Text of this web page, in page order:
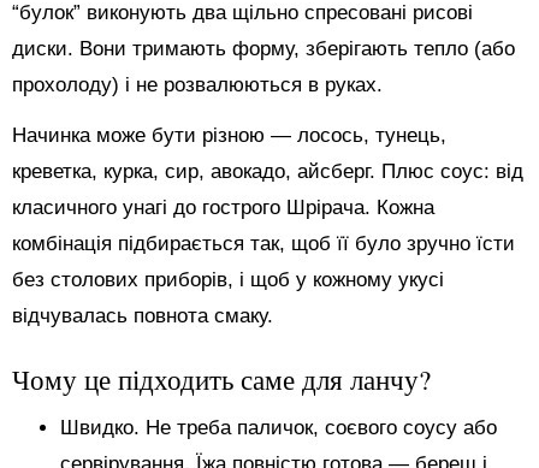
“булок” виконують два щільно спресовані рисові
диски. Вони тримають форму, зберігають тепло (або
прохолоду) і не розвалюються в руках.
Начинка може бути різною — лосось, тунець,
креветка, курка, сир, авокадо, айсберг. Плюс соус: від
класичного унагі до гострого Шрірача. Кожна
комбінація підбирається так, щоб її було зручно їсти
без столових приборів, і щоб у кожному укусі
відчувалась повнота смаку.
Чому це підходить саме для ланчу?
Швидко. Не треба паличок, соєвого соусу або